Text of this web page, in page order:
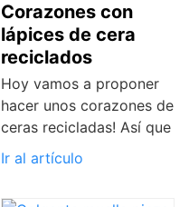
Corazones con
lápices de cera
reciclados
Hoy vamos a proponer
hacer unos corazones de
ceras recicladas! Así que
Ir al artículo